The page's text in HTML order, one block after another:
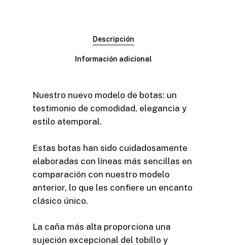
Descripción
Información adicional
Nuestro nuevo modelo de botas: un
testimonio de comodidad, elegancia y
estilo atemporal.
Estas botas han sido cuidadosamente
elaboradas con líneas más sencillas en
comparación con nuestro modelo
anterior, lo que les confiere un encanto
clásico único.
La caña más alta proporciona una
sujeción excepcional del tobillo y